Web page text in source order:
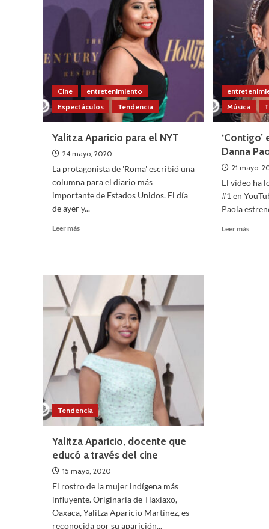
julio
en
el
espacio
Cine
entretenimiento
Espectáculos
Tendencia
Yalitza Aparicio para el NYT
24 mayo, 2020
La protagonista de 'Roma' escribió una
columna para el diario más
importante de Estados Unidos. El día
de ayer y...
Leer másLeer
Música
Danna
21 mayo,
El vídeo ha
#1 en
Paola
Leer másLeer
Tendencia
Yalitza Aparicio, docente que
educó a través del cine
15 mayo, 2020
El rostro de la mujer indígena más
influyente. Originaria de Tlaxiaxo,
Oaxaca, Yalitza Aparicio Martínez, es
reconocida por su aparición...